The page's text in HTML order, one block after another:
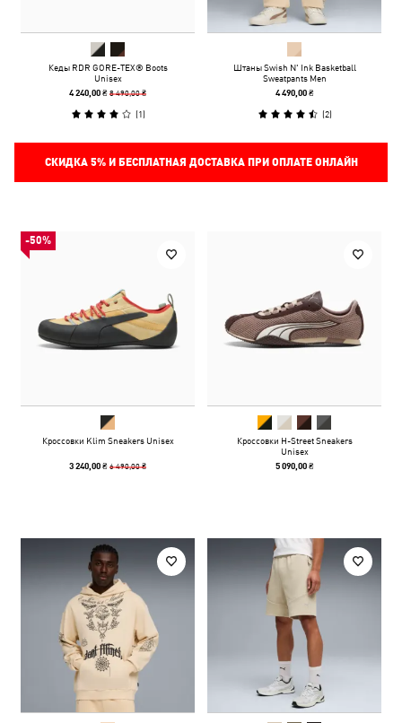
Кеды RDR GORE-TEX® Boots
Unisex
4 240,00 ₴8 490,00 ₴
(1)
Штаны Swish N' Ink Basketball
Sweatpants Men
4 490,00 ₴
(2)
СКИДКА 5%И БЕСПЛАТНАЯ ДОСТАВКА ПРИ ОПЛАТЕ ОНЛАЙН
-50%
Кроссовки Klim Sneakers Unisex
3 240,00 ₴6 490,00 ₴
Кроссовки H-Street Sneakers
Unisex
5 090,00 ₴